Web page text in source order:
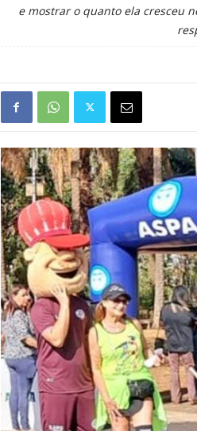
e mostrar o quanto ela cresceu